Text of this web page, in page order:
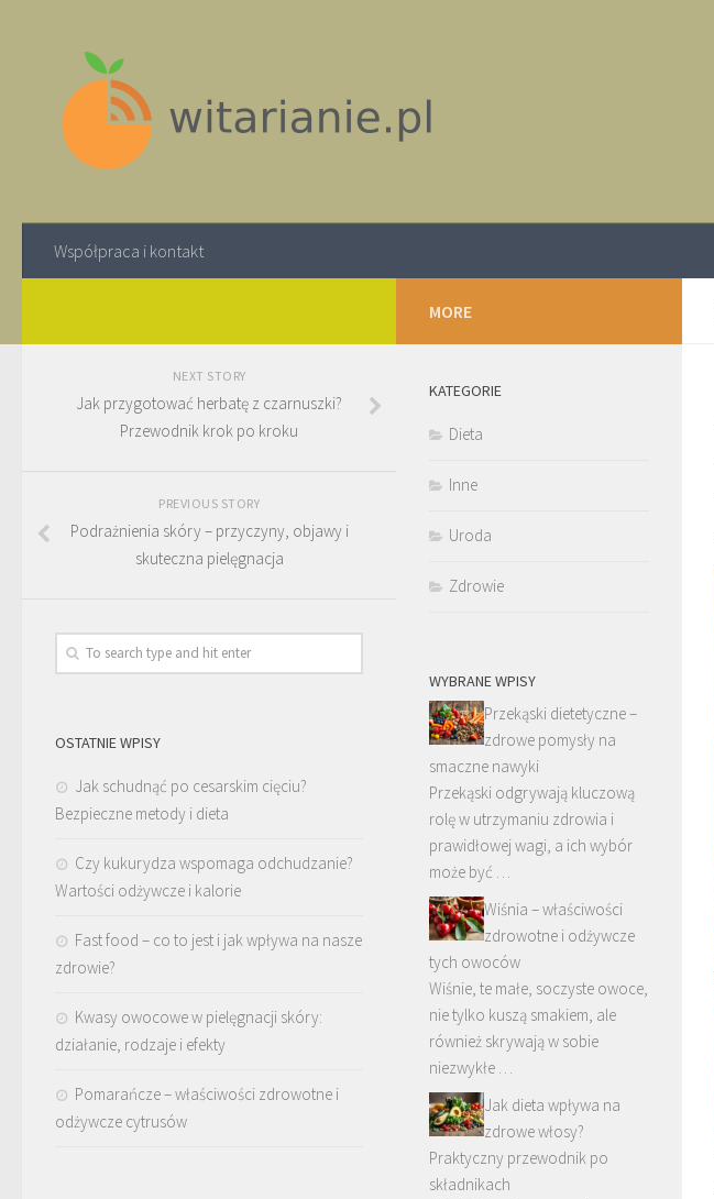
Współpraca i kontakt
NEXT STORY
Jak przygotować herbatę z czarnuszki?
Przewodnik krok po kroku
PREVIOUS STORY
Podrażnienia skóry – przyczyny, objawy i
skuteczna pielęgnacja
OSTATNIE WPISY
Jak schudnąć po cesarskim cięciu?
Bezpieczne metody i dieta
Czy kukurydza wspomaga odchudzanie?
Wartości odżywcze i kalorie
Fast food – co to jest i jak wpływa na nasze
zdrowie?
Kwasy owocowe w pielęgnacji skóry:
działanie, rodzaje i efekty
Pomarańcze – właściwości zdrowotne i
odżywcze cytrusów
MORE
KATEGORIE
Dieta
Inne
Uroda
Zdrowie
WYBRANE WPISY
Przekąski dietetyczne –
zdrowe pomysły na
smaczne nawyki
Przekąski odgrywają kluczową
rolę w utrzymaniu zdrowia i
prawidłowej wagi, a ich wybór
może być …
Wiśnia – właściwości
zdrowotne i odżywcze
tych owoców
Wiśnie, te małe, soczyste owoce,
nie tylko kuszą smakiem, ale
również skrywają w sobie
niezwykłe …
Jak dieta wpływa na
zdrowe włosy?
Praktyczny przewodnik po
składnikach